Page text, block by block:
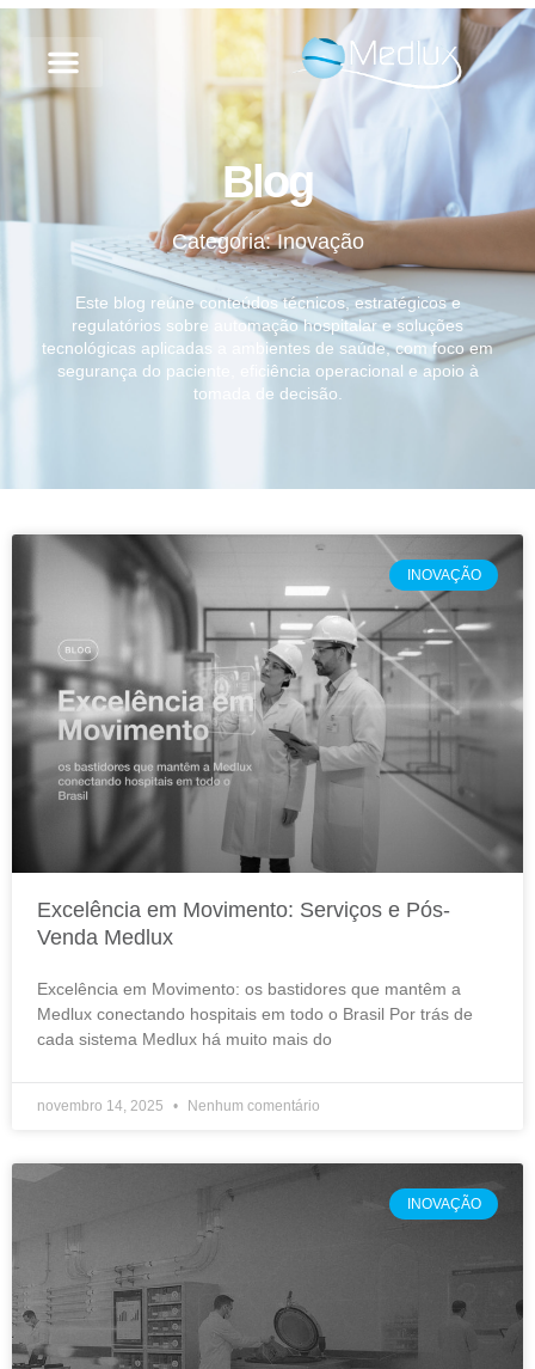
Blog
Categoria: Inovação
Este blog reúne conteúdos técnicos, estratégicos e
regulatórios sobre automação hospitalar e soluções
tecnológicas aplicadas a ambientes de saúde, com foco em
segurança do paciente, eficiência operacional e apoio à
tomada de decisão.
INOVAÇÃO
Excelência em Movimento: Serviços e Pós-
Venda Medlux
Excelência em Movimento: os bastidores que mantêm a
Medlux conectando hospitais em todo o Brasil Por trás de
cada sistema Medlux há muito mais do
novembro 14, 2025 Nenhum comentário
INOVAÇÃO